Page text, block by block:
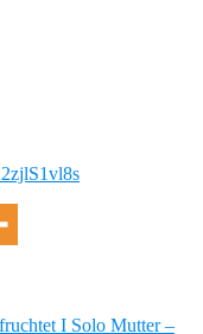
I Solo Mutter –